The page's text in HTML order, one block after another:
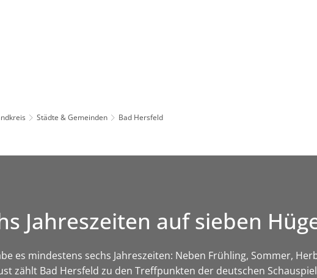
Städte & Gemeinden Bad Hersfeld
Jahreszeiten auf sieben
es mindestens sechs Jahreszeiten: Neben Frühling, Sommer,
zählt Bad Hersfeld zu den Treffpunkten der deutschen